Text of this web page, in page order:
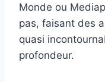
Monde ou
pas, faisant des
quasi
profondeur.